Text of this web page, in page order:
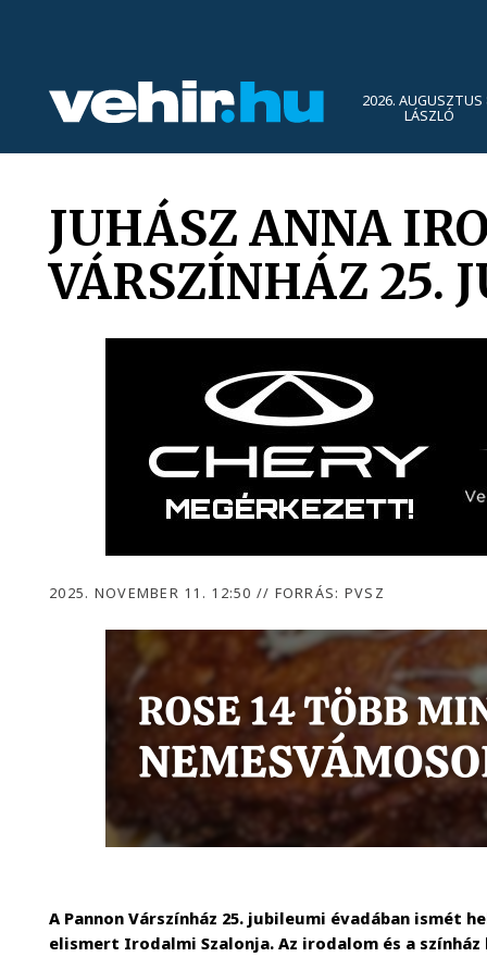
2026. AUGUSZTUS
LÁSZLÓ
JUHÁSZ ANNA
VÁRSZÍNHÁZ 25.
2025. NOVEMBER 11. 12:50 // FORRÁS: PVSZ
A Pannon Várszínház 25. jubileumi évadában ismét
elismert Irodalmi Szalonja. Az irodalom és a